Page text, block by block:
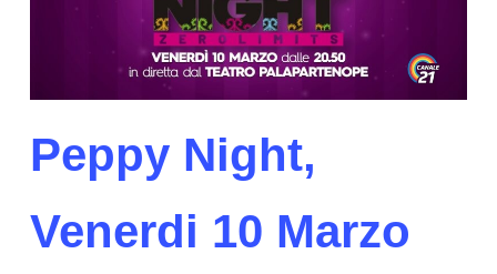
Peppy Night,
Venerdi 10 Marzo